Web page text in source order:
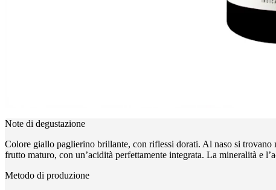
Note di degustazione
Colore giallo paglierino brillante, con riflessi dorati. Al naso si
frutto maturo, con un’acidità perfettamente integrata. La mineralità e
Metodo di produzione